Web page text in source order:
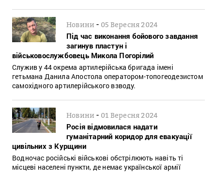
Новини - 05 Вересня 2024
Під час виконання бойового завдання
загинув пластун і
військовослужбовець Микола Погорілий
Служив у 44 окрема артилерійська бригада імені
гетьмана Данила Апостола оператором-топогеодезистом
самохідного артилерійського взводу.
Новини - 01 Вересня 2024
Росія відмовилася надати
гуманітарний коридор для евакуації
цивільних з Курщини
Водночас російські військові обстрілюють навіть ті
місцеві населені пункти, де немає української армії